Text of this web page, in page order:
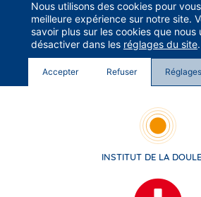
INSTITUT DE LA
Nous utilisons des cookies pour
meilleure expérience sur notre site.
savoir plus sur les cookies que nous
désactiver dans les réglages du site.
Accepter Refuser Réglages